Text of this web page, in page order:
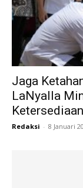
Jaga
LaNyalla
Redaksi - 8 Januari